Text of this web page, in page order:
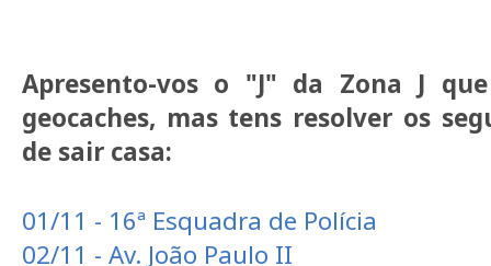
Apresento-vos o "J" da Zona J
geocaches, mas tens resolver os
de sair casa:
01/11 - 16ª Esquadra de Polícia
02/11 - Av. João Paulo II